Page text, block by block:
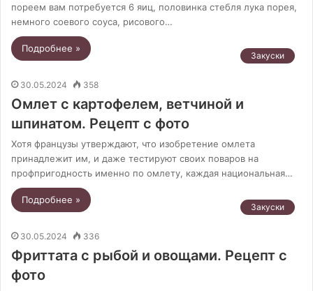
пореем вам потребуется 6 яиц, половинка стебля лука порея,
немного соевого соуса, рисового…
Подробнее »
Закуски
30.05.2024 358
Омлет с картофелем, ветчиной и
шпинатом. Рецепт с фото
Хотя французы утверждают, что изобретение омлета
принадлежит им, и даже тестируют своих поваров на
профпригодность именно по омлету, каждая национальная…
Подробнее »
Закуски
30.05.2024 336
Фриттата с рыбой и овощами. Рецепт с
фото